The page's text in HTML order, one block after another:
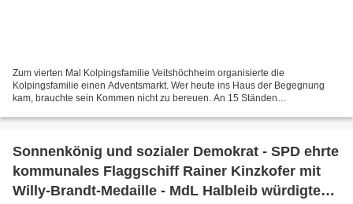
Zum vierten Mal Kolpingsfamilie Veitshöchheim organisierte die
Kolpingsfamilie einen Adventsmarkt. Wer heute ins Haus der Begegnung
kam, brauchte sein Kommen nicht zu bereuen. An 15 Ständen
Sonnenkönig und sozialer Demokrat - SPD ehrte
kommunales Flaggschiff Rainer Kinzkofer mit
Willy-Brandt-Medaille - MdL Halbleib würdigte